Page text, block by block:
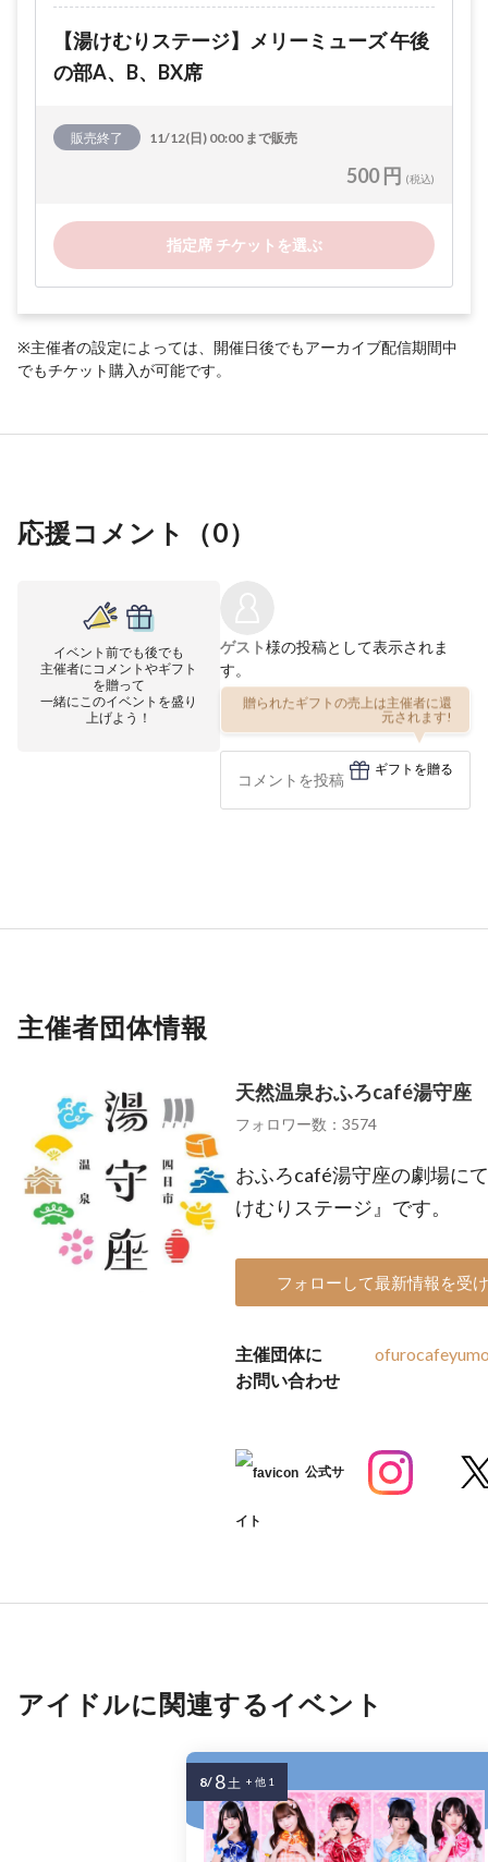
【湯けむりステージ】メリーミューズ 午後
の部A、B、BX席
販売終了 11/12(日) 00:00 まで販売
500 円 (税込)
指定席 チケットを選ぶ
※主催者の設定によっては、開催日後でもアーカイブ配信期間中
でもチケット購入が可能です。
応援コメント（0）
イベント前でも後でも
主催者にコメントやギフト
を贈って
一緒にこのイベントを盛り
上げよう！
ゲスト様の投稿として表示されま
す。
贈られたギフトの売上は主催者に還
元されます!
ギフトを贈る
主催者団体情報
天然温泉おふろcafé湯守座
フォロワー数：3574
おふろcafé湯守座の劇場に
けむりステージ』です。
フォローして最新情報を受
主催団体に
お問い合わせ
公式サ
イト
アイドルに関連するイベント
8/ 8土 + 他 1